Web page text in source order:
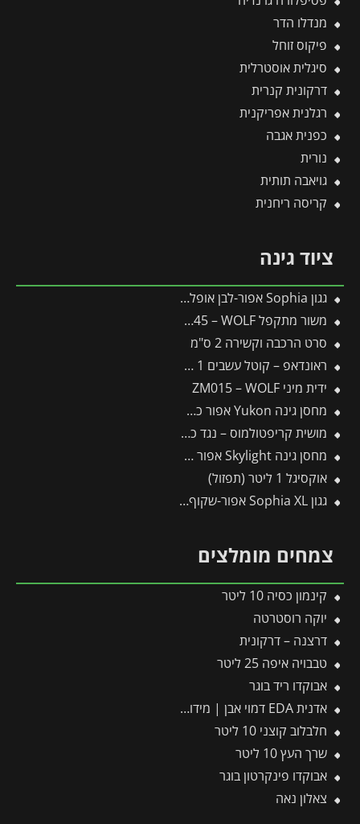
מנדלו הדר
פיקוס זוחל
סיגלית אוסטרלית
דרקונית קנרית
רגלנית אפריקנית
כפנית אגבה
נורית
גויאבה תותית
קריסה ריחנית
ציוד גינה
גגון Sophia אפור-לבן אופל 1X1.6 עיצוב מודרני מבית פלרם – Canopia
משור מתקפל SAW145 – WOLF
סרט הרכבה וקשירה 2 ס"מ
ראונדאפ – קוטל עשבים 1 ליטר
ידית מיני ZM015 – WOLF
מחסן גינה Yukon אפור כהה 3.3X5.2 מבית פלרם – קנופיה
מושית קריפטולמוס – נגד כנימות קמחיות
מחסן גינה Skylight אפור 1.9X2.3 מבית פלרם – קנופיה
אוקסיגל 1 ליטר (תפזול)
גגון Sophia XL אפור-שקוף 1.4X1.9 עיצוב מודרני מבית פלרם – Canopia
צמחים מומלצים
קינמון כסיה 10 ליטר
יוקה רוסטרטה
דרצנה – דרקונית
טבבויה איפה 25 ליטר
אבוקדו ריד בוגר
אדנית EDA דמוי אבן | מידות 79.5×29.5×29.5 ס"מ | אפור בהיר
חלבלוב קוצני 10 ליטר
שרך העץ 10 ליטר
אבוקדו פינקרטון בוגר
צאלון נאה